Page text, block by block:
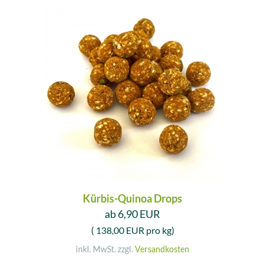
Kürbis-Quinoa Drops
ab 6,90 EUR
( 138,00 EUR pro kg)
inkl. MwSt. zzgl. Versandkosten